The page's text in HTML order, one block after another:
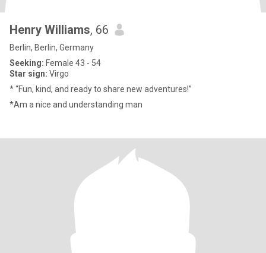
Henry Williams, 66
Berlin, Berlin, Germany
Seeking: Female 43 - 54
Star sign: Virgo
* “Fun, kind, and ready to share new adventures!”
*Am a nice and understanding man